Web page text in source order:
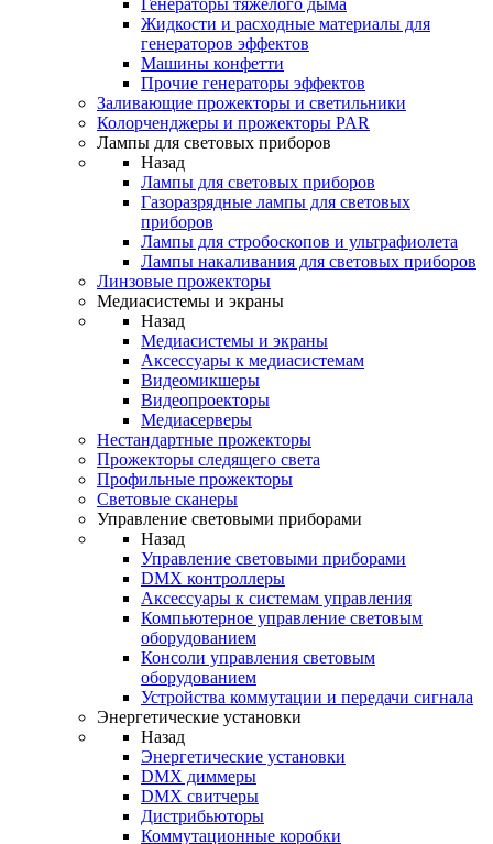
Генераторы тяжелого дыма
Жидкости и расходные материалы для
генераторов эффектов
Машины конфетти
Прочие генераторы эффектов
Заливающие прожекторы и светильники
Колорченджеры и прожекторы PAR
Лампы для световых приборов
Назад
Лампы для световых приборов
Газоразрядные лампы для световых
приборов
Лампы для стробоскопов и ультрафиолета
Лампы накаливания для световых приборов
Линзовые прожекторы
Медиасистемы и экраны
Назад
Медиасистемы и экраны
Аксессуары к медиасистемам
Видеомикшеры
Видеопроекторы
Медиасерверы
Нестандартные прожекторы
Прожекторы следящего света
Профильные прожекторы
Световые сканеры
Управление световыми приборами
Назад
Управление световыми приборами
DMX контроллеры
Аксессуары к системам управления
Компьютерное управление световым
оборудованием
Консоли управления световым
оборудованием
Устройства коммутации и передачи сигнала
Энергетические установки
Назад
Энергетические установки
DMX диммеры
DMX свитчеры
Дистрибьюторы
Коммутационные коробки